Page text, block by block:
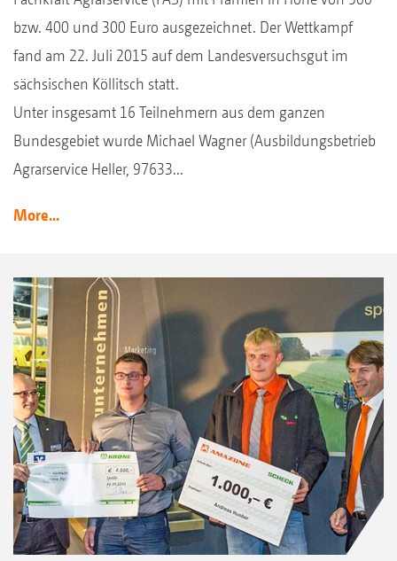
bzw. 400 und 300 Euro ausgezeichnet. Der Wettkampf
fand am 22. Juli 2015 auf dem Landesversuchsgut im
sächsischen Köllitsch statt.
Unter insgesamt 16 Teilnehmern aus dem ganzen
Bundesgebiet wurde Michael Wagner (Ausbildungsbetrieb
Agrarservice Heller, 97633...
More...